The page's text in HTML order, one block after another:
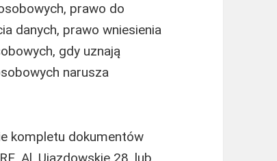
prawo do
danych, prawo wniesienia
gdy uznają
narusza
kompletu dokumentów
Al. Ujazdowskie 28, lub